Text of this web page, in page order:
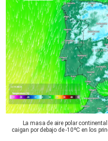
La masa de aire polar
caigan por debajo de -10ºC en los